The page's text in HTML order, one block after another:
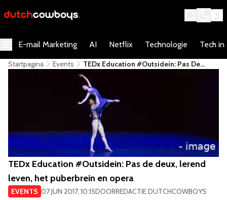
E-mail Marketing AI Netflix Technologie Tech in
Startpagina Events
TEDx Education #Outsidein: Pas De
Deux, Lerend Leven, Het Puberbrein En
Opera
TEDx Education #Outsidein: Pas de deux, lerend
leven, het puberbrein en opera
EVENTS 07 JUN 2017, 10:15DOORREDACTIE DUTCHCOWBOYS